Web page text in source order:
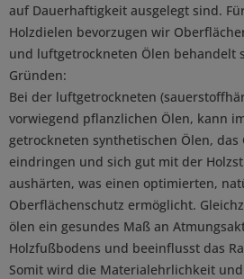
auf Dauerhaftigkeit ausgelegt sind.
Holzdielen bevorzugen wir
und luftgetrockneten Ölen behandelt
Gründen:
Bei der luftgetrockneten
vorwiegend pflanzlichen Ölen, kann
getrockneten synthetischen Ölen,
eindringen und sich gut mit der
aushärten, was einen optimierten,
Oberflächenschutz ermöglicht.
ölen ein gesundes Maß an
Holzfußbodens und beeinflusst das
Somit wird die Materialehrlichkeit